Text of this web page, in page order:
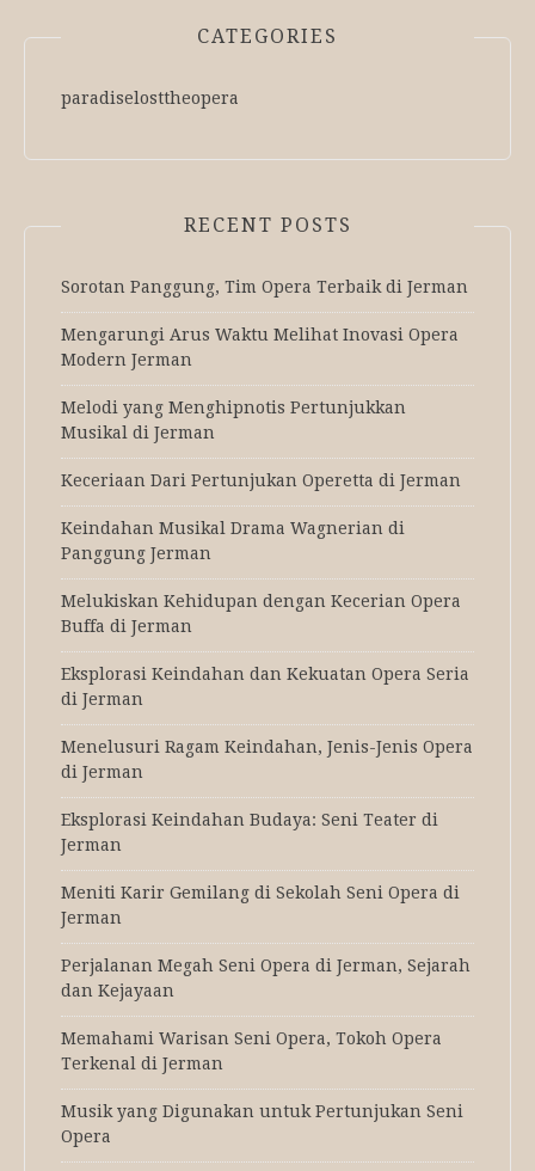
CATEGORIES
paradiselosttheopera
RECENT POSTS
Sorotan Panggung, Tim Opera Terbaik di Jerman
Mengarungi Arus Waktu Melihat Inovasi Opera
Modern Jerman
Melodi yang Menghipnotis Pertunjukkan
Musikal di Jerman
Keceriaan Dari Pertunjukan Operetta di Jerman
Keindahan Musikal Drama Wagnerian di
Panggung Jerman
Melukiskan Kehidupan dengan Kecerian Opera
Buffa di Jerman
Eksplorasi Keindahan dan Kekuatan Opera Seria
di Jerman
Menelusuri Ragam Keindahan, Jenis-Jenis Opera
di Jerman
Eksplorasi Keindahan Budaya: Seni Teater di
Jerman
Meniti Karir Gemilang di Sekolah Seni Opera di
Jerman
Perjalanan Megah Seni Opera di Jerman, Sejarah
dan Kejayaan
Memahami Warisan Seni Opera, Tokoh Opera
Terkenal di Jerman
Musik yang Digunakan untuk Pertunjukan Seni
Opera